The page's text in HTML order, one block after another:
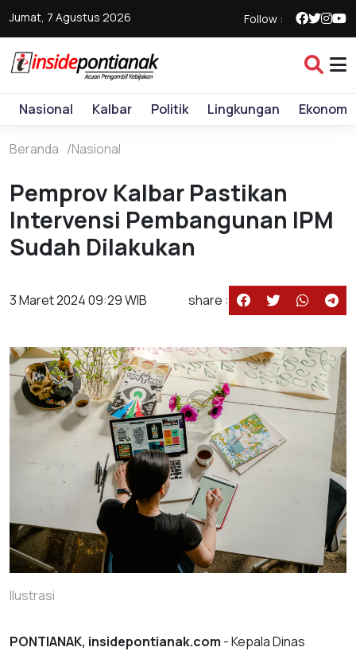
Jumat, 7 Agustus 2026 Follow :
Nasional Kalbar Politik Lingkungan Ekonomi
Beranda Nasional
Pemprov Kalbar Pastikan
Intervensi Pembangunan IPM
Sudah Dilakukan
3 Maret 2024 09:29 WIB share :
Ilustrasi
PONTIANAK, insidepontianak.com - Kepala Dinas